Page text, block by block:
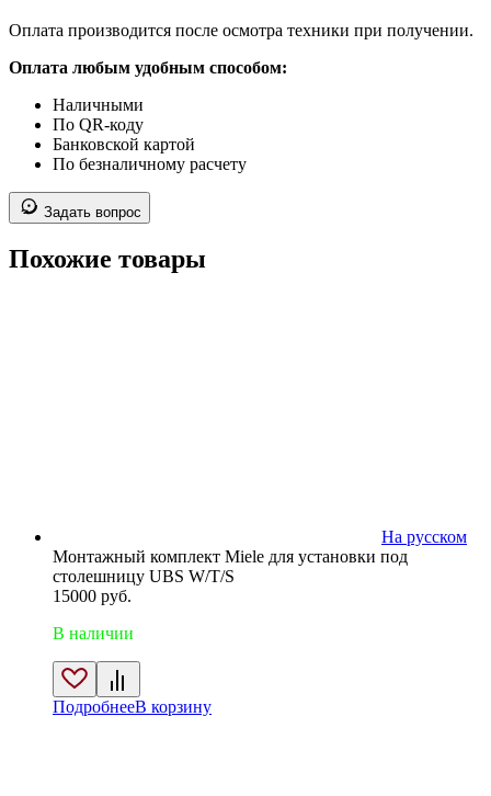
Оплата производится после осмотра техники при получении.
Оплата любым удобным способом:
Наличными
По QR-коду
Банковской картой
По безналичному расчету
Задать вопрос
Похожие товары
На русском
Монтажный комплект Miele для установки под
столешницу UBS W/T/S
15000 руб.
В наличии
ПодробнееВ корзину